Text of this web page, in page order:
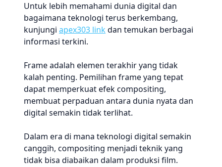
Untuk lebih memahami dunia digital dan
bagaimana teknologi terus berkembang,
kunjungi apex303 link dan temukan berbagai
informasi terkini.
Frame adalah elemen terakhir yang tidak
kalah penting. Pemilihan frame yang tepat
dapat memperkuat efek compositing,
membuat perpaduan antara dunia nyata dan
digital semakin tidak terlihat.
Dalam era di mana teknologi digital semakin
canggih, compositing menjadi teknik yang
tidak bisa diabaikan dalam produksi film.